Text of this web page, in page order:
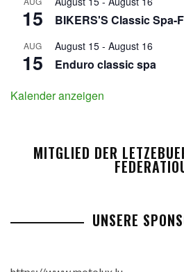
15 BIKERS'S Classic Spa-
AUG
15
August 15 - August 16
Enduro classic spa
Kalender anzeigen
MITGLIED DER
UNSERE